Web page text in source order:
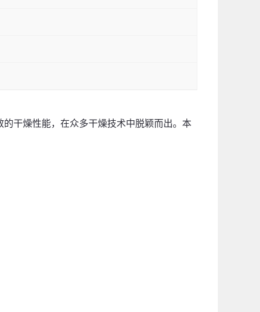
干燥性能，在众多干燥技术中脱颖而出。本